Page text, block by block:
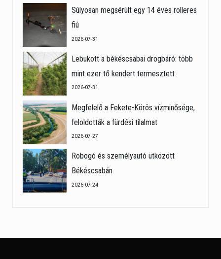
Súlyosan megsérült egy 14 éves rolleres
fiú
2026-07-31
Lebukott a békéscsabai drogbáró: több
mint ezer tő kendert termesztett
2026-07-31
Megfelelő a Fekete-Körös vízminősége,
feloldották a fürdési tilalmat
2026-07-27
Robogó és személyautó ütközött
Békéscsabán
2026-07-24